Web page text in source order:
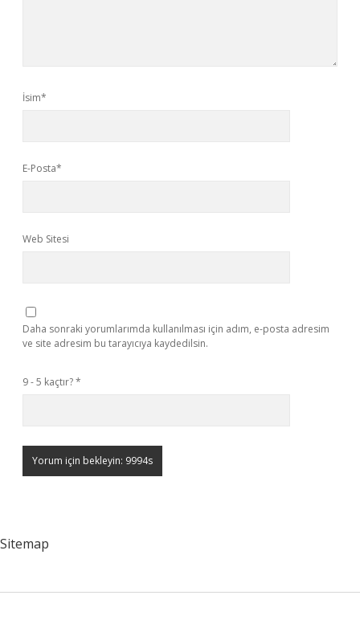
İsim*
E-Posta*
Web Sitesi
Daha sonraki yorumlarımda kullanılması için adım, e-posta adresim
ve site adresim bu tarayıcıya kaydedilsin.
9 - 5 kaçtır?*
Sitemap